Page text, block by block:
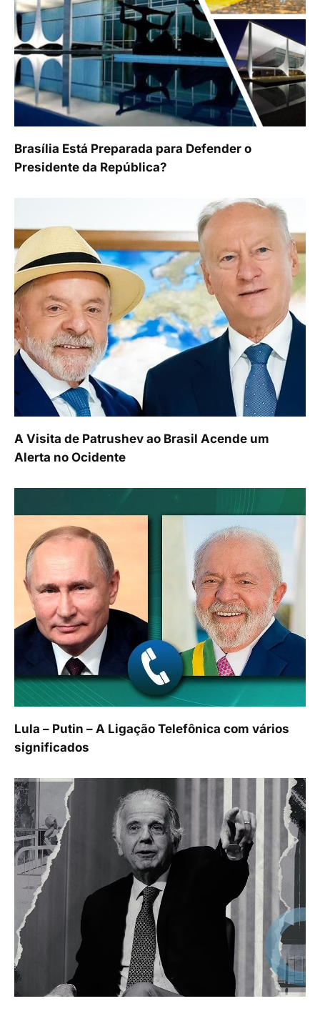
Brasília Está Preparada para Defender o
Presidente da República?
A Visita de Patrushev ao Brasil Acende um
Alerta no Ocidente
Lula – Putin – A Ligação Telefônica com vários
significados